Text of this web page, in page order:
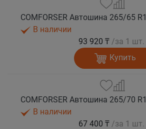
В наличии
93 920 ₸ /за 1 шт.
Купить
В наличии
67 400 ₸ /за 1 шт.